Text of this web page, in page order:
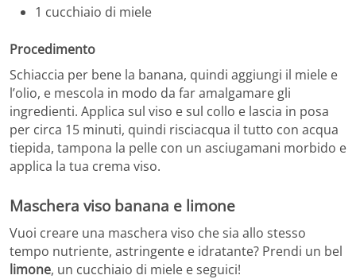
1 cucchiaio di miele
Procedimento
Schiaccia per bene la banana, quindi aggiungi il miele e
l’olio, e mescola in modo da far amalgamare gli
ingredienti. Applica sul viso e sul collo e lascia in posa
per circa 15 minuti, quindi risciacqua il tutto con acqua
tiepida, tampona la pelle con un asciugamani morbido e
applica la tua crema viso.
Maschera viso banana e limone
Vuoi creare una maschera viso che sia allo stesso
tempo nutriente, astringente e idratante? Prendi un bel
limone, un cucchiaio di miele e seguici!